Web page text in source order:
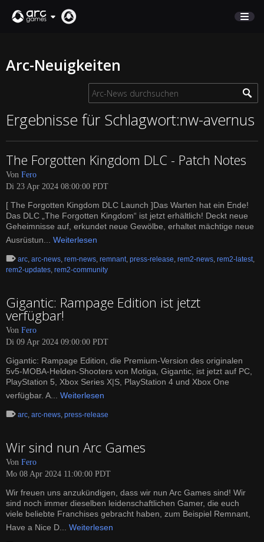
KUNDENSERVICE
English
Deutsch
Français
Italiano
Pусский
Español
Arc-Neuigkeiten
Ergebnisse für Schlagwort:nw-avernus
The Forgotten Kingdom DLC - Patch Notes
Von Fero
Di 23 Apr 2024 08:00:00 PDT
[ The Forgotten Kingdom DLC Launch ]Das Warten hat ein Ende!
Das DLC „The Forgotten Kingdom“ ist jetzt erhältlich! Deckt neue
Geheimnisse auf, erkundet neue Gewölbe, erhaltet mächtige neue
Ausrüstun... Weiterlesen
arc, arc-news, rem-news, remnant, press-release, rem2-news, rem2-latest,
rem2-updates, rem2-community
Gigantic: Rampage Edition ist jetzt
verfügbar!
Von Fero
Di 09 Apr 2024 09:00:00 PDT
Gigantic: Rampage Edition, die Premium-Version des originalen
5v5-MOBA-Helden-Shooters von Motiga, Gigantic, ist jetzt auf PC,
PlayStation 5, Xbox Series X|S, PlayStation 4 und Xbox One
verfügbar. A... Weiterlesen
arc, arc-news, press-release
Wir sind nun Arc Games
Von Fero
Mo 08 Apr 2024 11:00:00 PDT
Wir freuen uns anzukündigen, dass wir nun Arc Games sind! Wir
sind noch immer dieselben leidenschaftlichen Gamer, die euch
viele beliebte Franchises gebracht haben, zum Beispiel Remnant,
Have a Nice D... Weiterlesen